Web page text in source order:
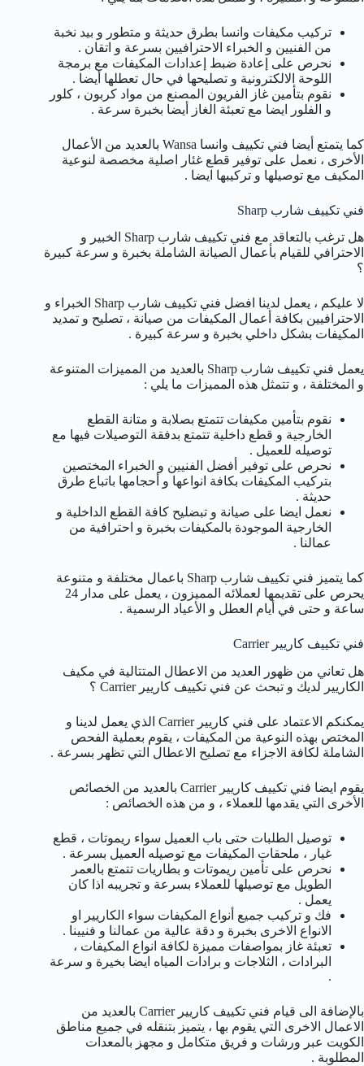
تركيب مكيفات وانسا بطرق حديثة و متطور و بيد نخبة
من الفنيين و الخبراء الاحترافيين بسرعة و اتقان .
نحرص على إعادة ضبط إعدادات المكيفات مع برمجة
اللوحة الالكترونية و تصليحها في حال تعطلها أيضا .
نقوم بتأمين غاز الفريون المصنع من مواد كربون ، كلور
و الفلور ايضا مع تعبئة الغاز أيضا بخبرة سرعة .
كما يتمتع أيضا فني تكييف وانسا Wansa بالعديد من الأعمال
الأخرى ، نعمل على توفير قطع غئار اصلية مخصصة لنوعية
المكيف مع توصيلها و تركيبها ايضا .
فني تكييف شارب Sharp
هل ترغب بالتعاقد مع فني تكييف شارب Sharp الخبير و
الاحترافي للقيام بأعمال الصيانة الشاملة بخبرة و سرعة كبيرة
؟
لا عليكم ، يعمل لدينا افضل فني تكييف شارب Sharp الخبراء و
الاحترافيين بكافة أعمال المكيفات من صيانة ، تصليح و تمديد
المكيفات بشكل داخلي بخبرة و سرعة كبيرة .
يعمل فني تكييف شارب Sharp بالعديد من المميزات المتنوعة
و المختلفة ، و تتمثل هذه المميزات ما يلي :
نقوم بتأمين مكيفات تتمتع بصلابة و متانة القطع
الخارجية و قطع داخلية تتمتع بدفقة التوصيلات فيها مع
توصيله للعميل .
نحرص على توفير أفضل الفنيين و الخبراء المختصين
بتركيب المكيفات بكافة انواعها و أحجامها باتباع طرق
حديثة .
نعمل ايضا على صيانة و تبضليح كافة القطع الداخلية و
الخارجية الموجودة بالمكيفات بخبرة و احترافية من
عمالنا .
كما يتميز فني تكييف شارب Sharp باعمال مختلفة و متنوعة
يحرص على تقديمها لعملائه المميزون ، يعمل على مدار 24
ساعة و حتى في أيام العطل و الأعياد الرسمية .
فني تكييف كاريير Carrier
هل تعاني من ظهور العديد من الاعطال المتتالية في مكيف
الكاريير لديك و تبحث عن فني تكييف كاريير Carrier ؟
يمكنكم الاعتماد على فني كاريير Carrier الذي يعمل لدينا و
المختص بهذه النوعية من المكيفات ، يقوم بعملية الفحص
الشاملة لكافة الاجزاء مع تصليح الاعطال التي تظهر بسرعة .
يقوم ايضا فني تكييف كاريير Carrier بالعديد من الخصائص
الأخرى التي يقدمها للعملاء ، و من هذه الخصائص :
توصيل الطلبات حتى باب العميل سواء ريموتات ، قطع
غيار ، ملحقات المكيفات مع توصيله العميل بسرعة .
نحرص على تأمين ريموتات و بطاريات تتمتع بالعمر
الطويل مع توصيلها للعملاء بسرعة و تجريبه اذا كان
يعمل .
فك و تركيب جميع أنواع المكيفات سواء الكاريير او
الانواع الاخرى بخبرة و دقة عالية من عمالنا و فنيينا .
تعبئة غاز بمواصفات مميزة لكافة انواع المكيفات ،
البرادات ، الثلاجات و برادات المياه ايضا بخيرة و سرعة
.
بالإضافة الى قيام فني تكييف كاريير Carrier بالعديد من
الاعمال الاخرى التي يقوم بها ، يتميز بتنقله في جميع مناطق
الكويت عبر ورشات و فريق متكامل و مجهز بالمعدات
المطلوبة .